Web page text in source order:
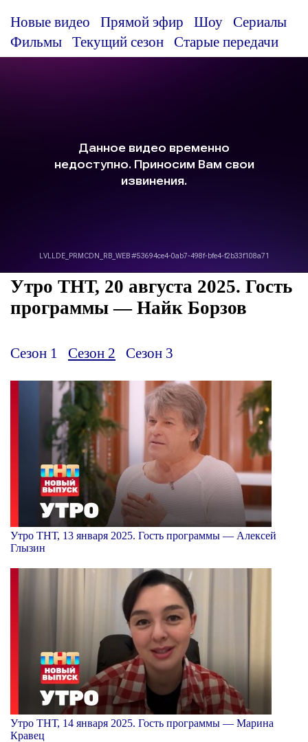
Новые видео Прямой эфир Шоу
Сериалы
Фильмы
Текущий сезон Старые передачи
Утро ТНТ, 20 августа 2025. Гость
программы — Найк Борзов
Сезон 1 Сезон 2 Сезон 3
Утро ТНТ, 13 января 2025. Гость программы — Алексей
Глызин
Утро ТНТ, 14 января 2025. Гость программы — Марина
Кравец